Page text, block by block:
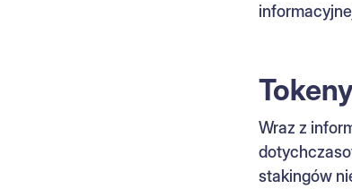
Wraz z
stakingów